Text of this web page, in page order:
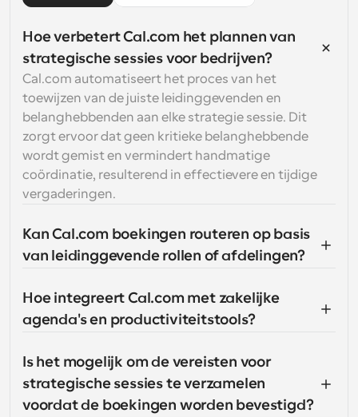
Hoe verbetert Cal.com het plannen van
strategische sessies voor bedrijven?
Cal.com automatiseert het proces van het
toewijzen van de juiste leidinggevenden en
belanghebbenden aan elke strategie sessie. Dit
zorgt ervoor dat geen kritieke belanghebbende
wordt gemist en vermindert handmatige
coördinatie, resulterend in effectievere en tijdige
vergaderingen.
Kan Cal.com boekingen routeren op basis
van leidinggevende rollen of afdelingen?
Hoe integreert Cal.com met zakelijke
agenda's en productiviteitstools?
Is het mogelijk om de vereisten voor
strategische sessies te verzamelen
voordat de boekingen worden bevestigd?